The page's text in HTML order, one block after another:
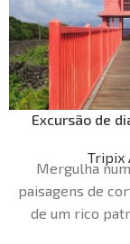
Excursão de
Tripix
Mergulha
paisagens de
de um rico